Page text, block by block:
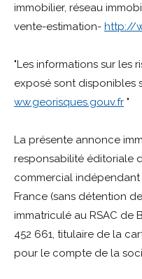
immobilier, réseau
vente-estimation- http://
"Les informations sur les
exposé sont disponibles
ww.georisques.gouv.fr "
La présente annonce
responsabilité éditoriale
commercial indépendant
France (sans détention
immatriculé au RSAC de
452 661, titulaire de la
pour le compte de la